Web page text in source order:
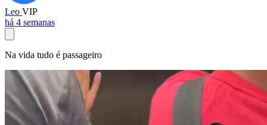
Leo VIP
há 4 semanas
Na vida tudo é passageiro